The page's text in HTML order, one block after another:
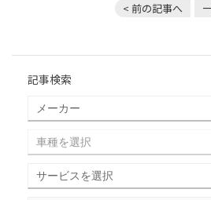
< 前の記事へ
記事検索